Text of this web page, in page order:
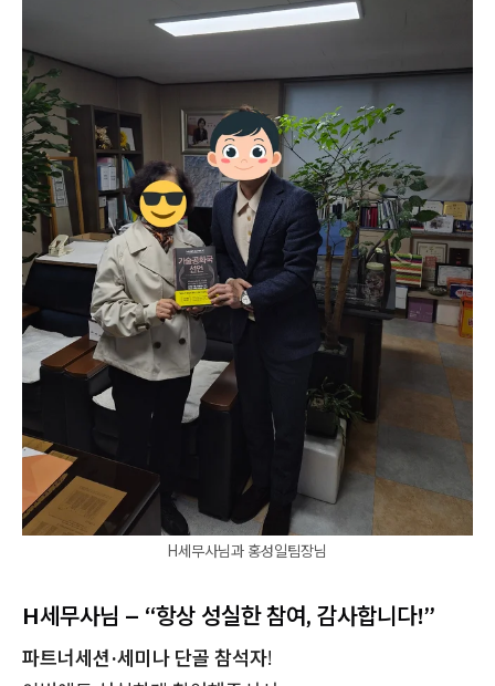
H세무사님과 홍성일팀장님
H세무사님 – “항상 성실한 참여, 감사합니다!”
파트너세션·세미나 단골 참석자!